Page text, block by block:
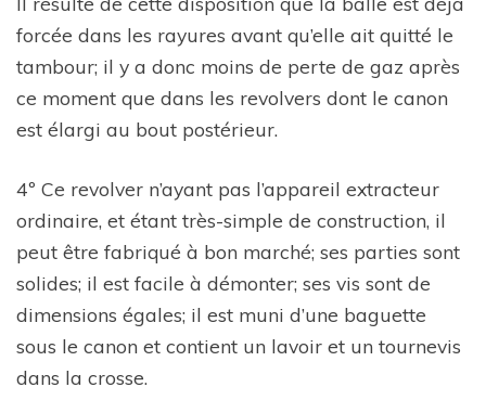
forcée dans les rayures avant qu’elle ait quitté le
tambour; il y a donc moins de perte de gaz après
ce moment que dans les revolvers dont le canon
est élargi au bout postérieur.
4º Ce revolver n’ayant pas l’appareil extracteur
ordinaire, et étant très-simple de construction, il
peut être fabriqué à bon marché; ses parties sont
solides; il est facile à démonter; ses vis sont de
dimensions égales; il est muni d’une baguette
sous le canon et contient un lavoir et un tournevis
dans la crosse.